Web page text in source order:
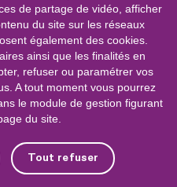
de partage de vidéo, afficher
du site sur les réseaux
également des cookies.
ainsi que les finalités en
refuser ou paramétrer vos
A tout moment vous pourrez
le module de gestion figurant
du site.
Tout refuser
&